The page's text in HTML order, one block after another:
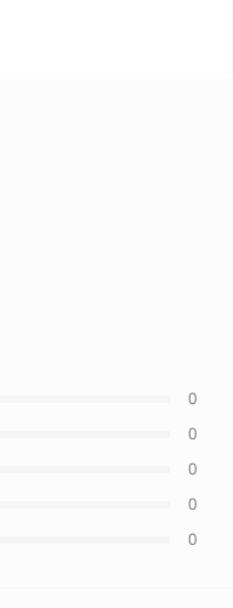
0
0
0
0
0